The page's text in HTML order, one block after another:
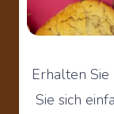
Erhalten
Sie sich